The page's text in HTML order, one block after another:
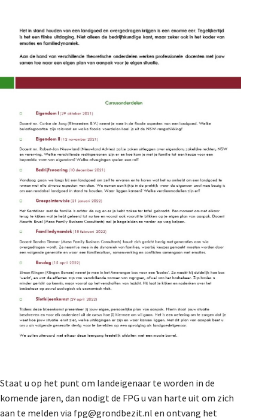
Staat u op het punt om landeigenaar te worden in de
komende jaren, dan nodigt de FPG u van harte uit om zich
aan te melden via fpg@grondbezit.nl en ontvang het